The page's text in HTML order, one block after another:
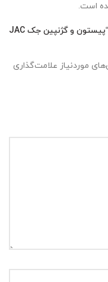
است.
اولین کسی باشید که دیدگاهی می نویسد “پیستون و گژنپین جک JAC
موردنیاز علامت‌گذاری